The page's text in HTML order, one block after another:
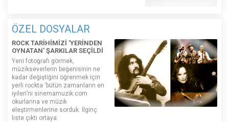
ÖZEL DOSYALAR
ROCK TARİHİMİZİ 'YERİNDEN
OYNATAN' ŞARKILAR SEÇİLDİ
Yeni fotoğrafı görmek,
müzikseverlerin beğenisinin ne
kadar değiştiğini öğrenmek için
yerli rockta ‘bütün zamanların en
iyileri’ni sinemamuzik.com
okurlarına ve müzik
eleştirmenlerine sorduk. İlginç
liste çıktı ortaya: